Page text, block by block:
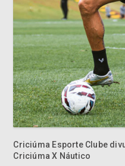
Criciúma Esporte Clube
Criciúma X Náutico